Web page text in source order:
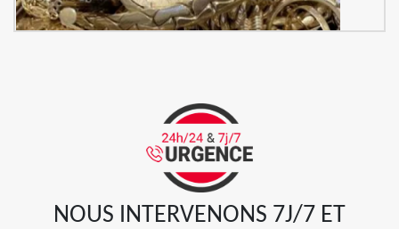
NOUS INTERVENONS 7J/7 ET